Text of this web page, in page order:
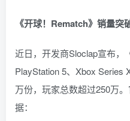
《开球！Rematch》销量突
近日，开发商Sloclap宣布，
PlayStation 5、Xbox Series
万份，玩家总数超过250万
据：